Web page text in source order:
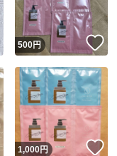
いいね！
500円
いいね！
1,000円